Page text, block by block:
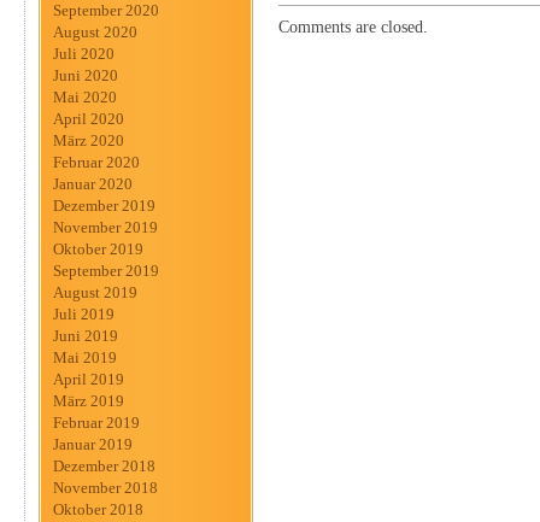
September 2020
August 2020
Juli 2020
Juni 2020
Mai 2020
April 2020
März 2020
Februar 2020
Januar 2020
Dezember 2019
November 2019
Oktober 2019
September 2019
August 2019
Juli 2019
Juni 2019
Mai 2019
April 2019
März 2019
Februar 2019
Januar 2019
Dezember 2018
November 2018
Oktober 2018
Comments are closed.